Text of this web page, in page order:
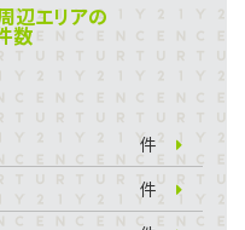
辺エリアの
数
件
件